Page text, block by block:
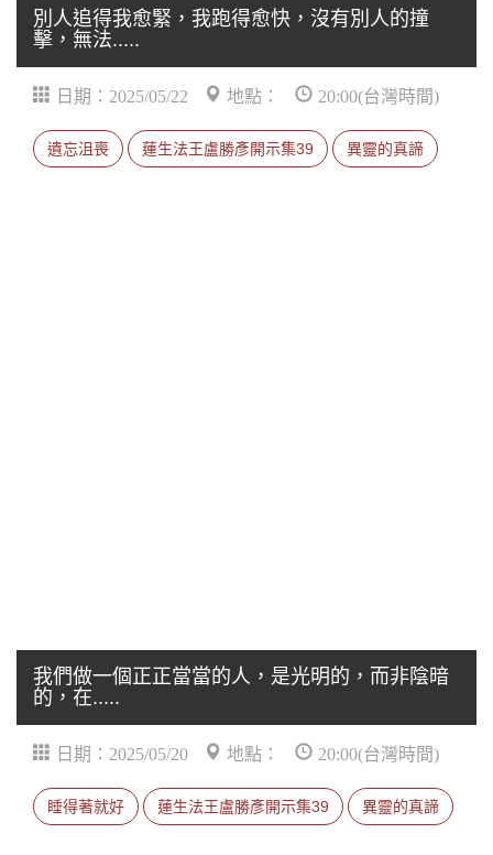
別人追得我愈緊，我跑得愈快，沒有別人的撞
擊，無法.....
日期：2025/05/22 地點： 20:00(台灣時間)
遺忘沮喪 蓮生法王盧勝彥開示集39 異靈的真諦
我們做一個正正當當的人，是光明的，而非陰暗
的，在.....
日期：2025/05/20 地點： 20:00(台灣時間)
睡得著就好 蓮生法王盧勝彥開示集39 異靈的真諦